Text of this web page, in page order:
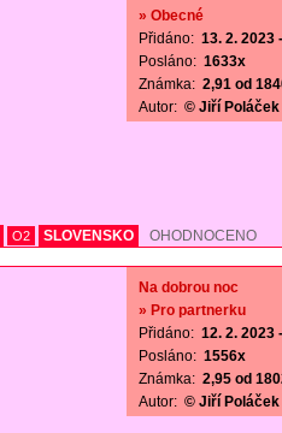
» Obecné
Přidáno: 13. 2. 2023
Posláno: 1633x
Známka: 2,91 od
Autor: © Jiří Poláček
O2 SLOVENSKO OHODNOCENO
Na dobrou noc
» Pro partnerku
Přidáno: 12. 2. 2023
Posláno: 1556x
Známka: 2,95 od
Autor: © Jiří Poláček